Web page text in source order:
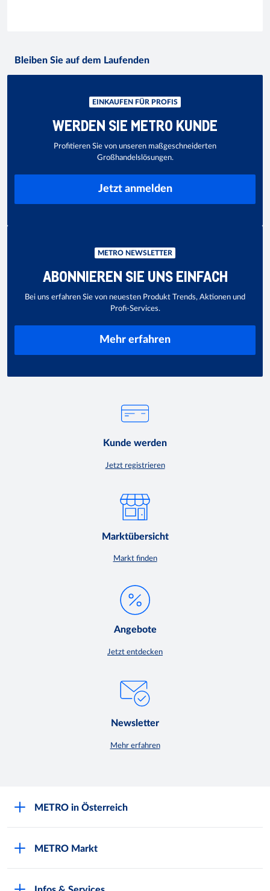
Bleiben Sie auf dem Laufenden
EINKAUFEN FÜR PROFIS
WERDEN SIE METRO KUNDE
Profitieren Sie von unseren maßgeschneiderten
Großhandelslösungen.
Jetzt anmelden
METRO NEWSLETTER
ABONNIEREN SIE UNS EINFACH
Bei uns erfahren Sie von neuesten Produkt Trends, Aktionen und
Profi-Services.
Mehr erfahren
Kunde werden
Jetzt registrieren
Marktübersicht
Markt finden
Angebote
Jetzt entdecken
Newsletter
Mehr erfahren
METRO in Österreich
METRO Markt